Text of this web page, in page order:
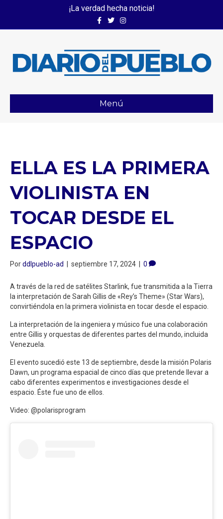
¡La verdad hecha noticia!
FacebookTwitterInstagram
Menú
ELLA ES LA PRIMERA
VIOLINISTA EN
TOCAR DESDE EL
ESPACIO
Porddlpueblo-ad | septiembre 17, 2024 | 0
A través de la red de satélites Starlink, fue transmitida a la Tierra
la interpretación de Sarah Gillis de «Rey’s Theme» (Star Wars),
convirtiéndola en la primera violinista en tocar desde el espacio.
La interpretación de la ingeniera y músico fue una colaboración
entre Gillis y orquestas de diferentes partes del mundo, incluida
Venezuela.
El evento sucedió este 13 de septiembre, desde la misión Polaris
Dawn, un programa espacial de cinco días que pretende llevar a
cabo diferentes experimentos e investigaciones desde el
espacio. Éste fue uno de ellos.
Video: @polarisprogram